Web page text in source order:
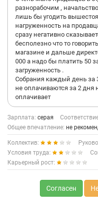
разнорабочим ,
лишь бы угодить
нагруженность на
сразу негативно
бесполезно что то
магазине и дальше
000 а надо бы платить 50
загруженность .
Собрания каждый день за
не оплачиваются за 2 дня
оплачивает
Зарплата: серая
Общее впечатление: не
Коллектив:
Условия труда:
Карьерный рост:
Согласен